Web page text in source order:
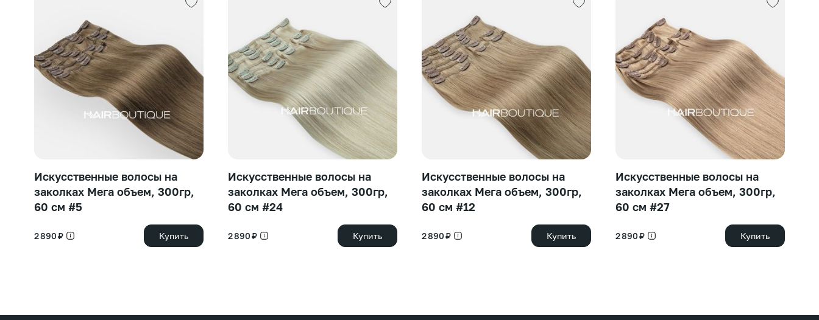
Искусственные волосы на
заколках Мега объем, 300гр,
60 см #5
2 890 ₽ Купить
Искусственные волосы на
заколках Мега объем, 300гр,
60 см #24
2 890 ₽ Купить
Искусственные волосы на
заколках Мега объем, 300гр,
60 см #12
2 890 ₽ Купить
Искусственные волосы на
заколках Мега объем, 300гр,
60 см #27
2 890 ₽ Купить